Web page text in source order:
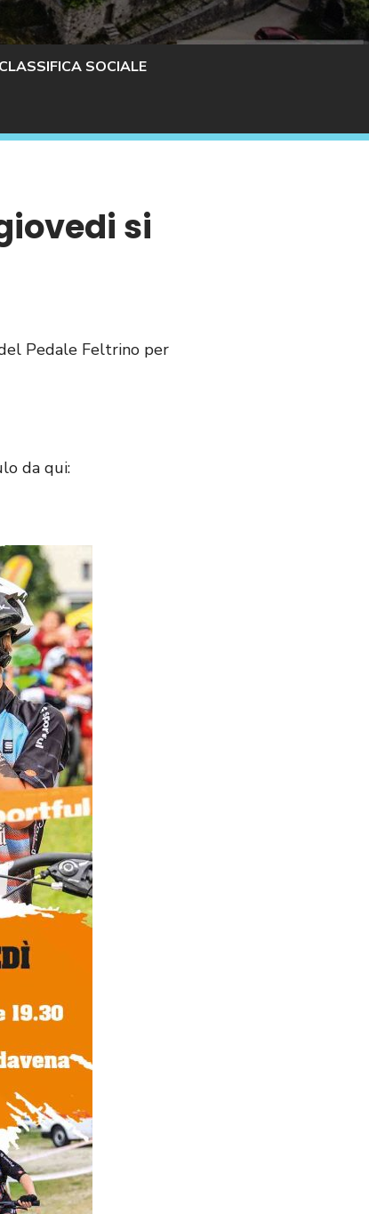
CLASSIFICA SOCIALE
si
Pedale Feltrino per
da qui: